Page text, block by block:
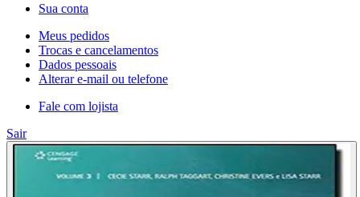
Sua conta
Meus pedidos
Trocas e cancelamentos
Dados pessoais
Alterar e-mail ou telefone
Fale com lojista
Sair